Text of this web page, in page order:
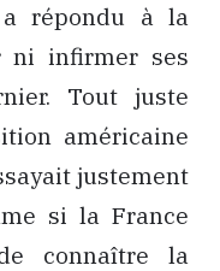
répondu à la
ni infirmer ses
Tout juste
américaine
justement
si la France
connaître la